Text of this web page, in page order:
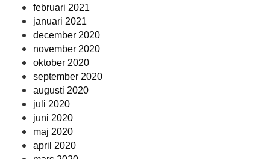
februari 2021
januari 2021
december 2020
november 2020
oktober 2020
september 2020
augusti 2020
juli 2020
juni 2020
maj 2020
april 2020